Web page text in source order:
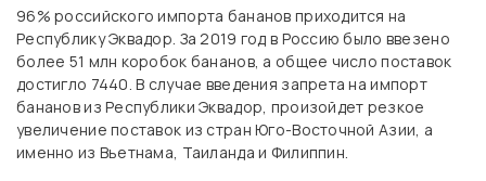
96% российского импорта бананов приходится на
Республику Эквадор. За 2019 год в Россию было ввезено
более 51 млн коробок бананов, а общее число поставок
достигло 7440. В случае введения запрета на импорт
бананов из Республики Эквадор, произойдет резкое
увеличение поставок из стран Юго-Восточной Азии, а
именно из Вьетнама, Таиланда и Филиппин.